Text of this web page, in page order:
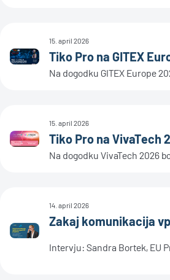
15. april 2026
Tiko Pro na GITEX
Na dogodku GITEX Europe
15. april 2026
Tiko Pro na VivaTech
Na dogodku VivaTech 2026
14. april 2026
Zakaj komunikacija
Intervju: Sandra Bortek, EU